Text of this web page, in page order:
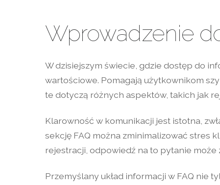
Wprowadzenie
W dzisiejszym świecie, gdzie dostęp do
wartościowe. Pomagają użytkownikom
te dotyczą różnych aspektów, takich jak
Klarowność w komunikacji jest istotna,
sekcję FAQ można zminimalizować stres
rejestracji, odpowiedź na to pytanie
Przemyślany układ informacji w FAQ nie